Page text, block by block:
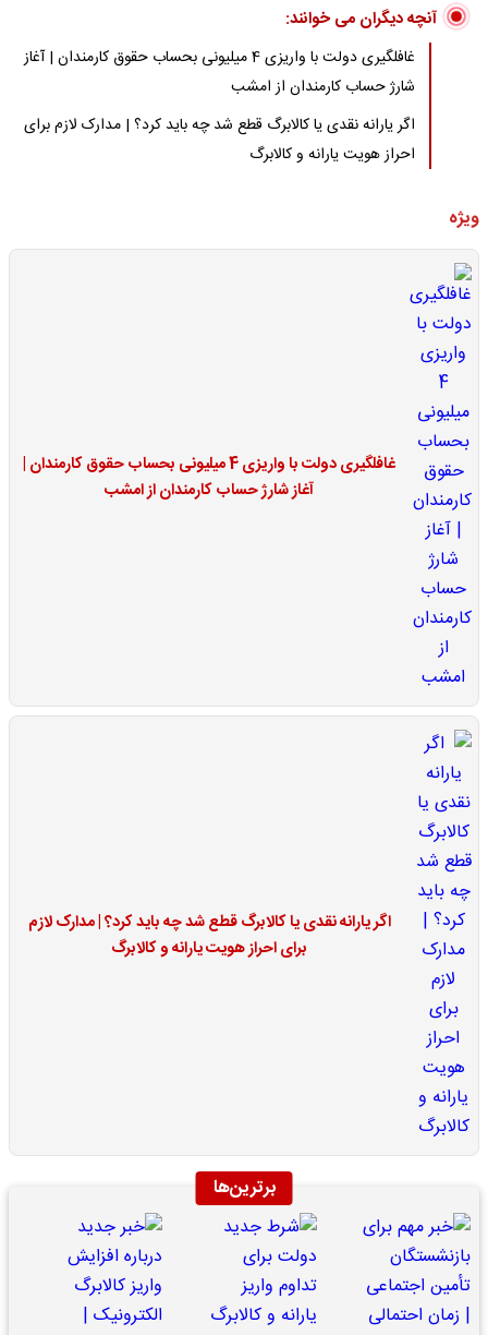
آنچه دیگران می خوانند:
غافلگیری دولت با واریزی 4 میلیونی بحساب حقوق کارمندان | آغاز
شارژ حساب کارمندان از امشب
اگر یارانه نقدی یا کالابرگ قطع شد چه باید کرد؟ | مدارک لازم برای
احراز هویت یارانه و کالابرگ
ویژه
غافلگیری دولت با واریزی 4 میلیونی بحساب حقوق کارمندان |
آغاز شارژ حساب کارمندان از امشب
اگر یارانه نقدی یا کالابرگ قطع شد چه باید کرد؟ | مدارک لازم
برای احراز هویت یارانه و کالابرگ
برترین‌ها